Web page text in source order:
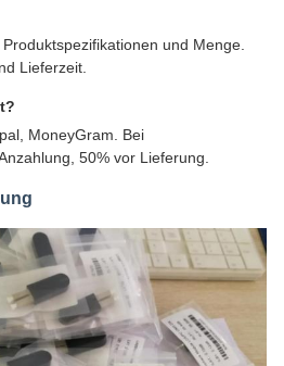
und Menge.
Lieferzeit.
MoneyGram. Bei
50% vor Lieferung.